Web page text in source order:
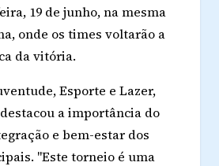
19 de junho, na mesma
onde os times voltarão a
da vitória.
Esporte e Lazer,
a importância do
e bem-estar dos
"Este torneio é uma